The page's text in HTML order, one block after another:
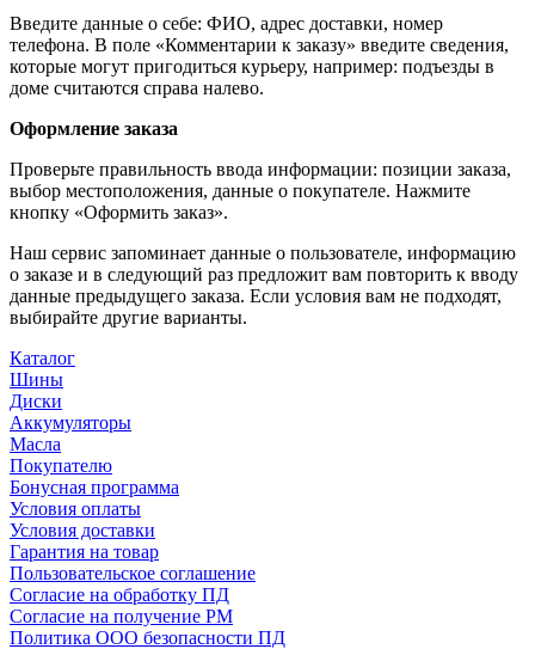
Введите данные о себе: ФИО, адрес доставки, номер
телефона. В поле «Комментарии к заказу» введите сведения,
которые могут пригодиться курьеру, например: подъезды в
доме считаются справа налево.
Оформление заказа
Проверьте правильность ввода информации: позиции заказа,
выбор местоположения, данные о покупателе. Нажмите
кнопку «Оформить заказ».
Наш сервис запоминает данные о пользователе, информацию
о заказе и в следующий раз предложит вам повторить к вводу
данные предыдущего заказа. Если условия вам не подходят,
выбирайте другие варианты.
Каталог
Шины
Диски
Аккумуляторы
Масла
Покупателю
Бонусная программа
Условия оплаты
Условия доставки
Гарантия на товар
Пользовательское соглашение
Согласие на обработку ПД
Согласие на получение РМ
Политика ООО безопасности ПД